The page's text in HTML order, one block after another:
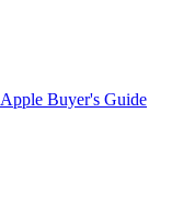
Apple Buyer's Guide